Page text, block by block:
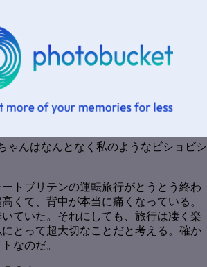
ゃんはなんとなく私のようなビショビシ
トブリテンの運転旅行がとうとう終わ
くて、背中が本当に痛くなっている。
ていた。それにしても、旅行は凄く楽
とって超大切なことだと考える。確か
なのだ。